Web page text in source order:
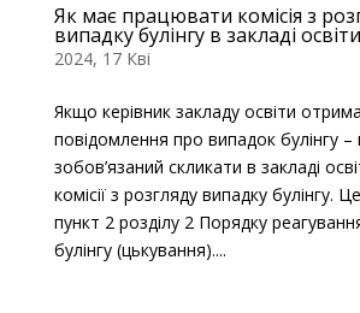
Як має працювати комісія з
випадку булінгу в закладі освіти
2024, 17 Кві
Якщо керівник закладу освіти
повідомлення про випадок булінгу –
зобов’язаний скликати в закладі
комісії з розгляду випадку булінгу.
пункт 2 розділу 2 Порядку
булінгу (цькування)....